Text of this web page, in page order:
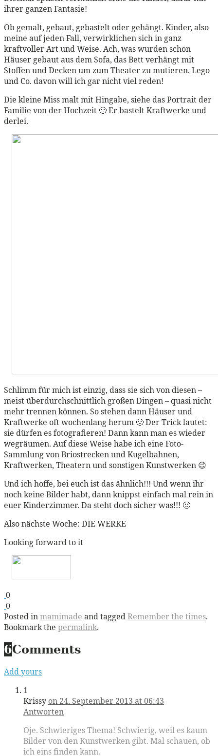
ihrer ganzen Fantasie!
Ob gemalt, gebaut, gebastelt oder gehängt. Kinder, also
meine auf jeden Fall, verwirklichen sich in ganz
kraftvoller Art und Weise. Ach, was wurden schon
Häuser gebaut aus dem Sofa, das Bett verhängt mit
Stoffen und Decken um zum Theater zu mutieren. Lego
und Co. davon will ich gar nicht viel reden!
Die kleine Miss malt mit Hingabe, siehe das Portrait der
Familie von der Hochzeit 🙂 Er bastelt Kraftwerke und
derlei.
Schlimm für mich ist einzig, dass sie sich von diesen –
meist überdurchschnittlich großen Dingen – quasi nicht
mehr trennen können. So stehen dann Häuser und
Kraftwerke oft wochenlang herum 🙁 Der Trick lautet:
sie dürfen es fotografieren! Dann kann man es wieder
wegräumen. Auf diese Weise habe ich eine Foto-
Sammlung von Briostrecken und Kugelbahnen,
Kraftwerken, Theatern und sonstigen Kunstwerken 😉
Und ich hoffe, bei euch ist das ähnlich!!! Und wenn ihr
noch keine Bilder habt, dann knippst einfach mal rein in
euer Kinderzimmer. Da steht doch sicher was!!! 🙂
Also nächste Woche: DIE WERKE
Looking forward to it
0
0
Posted inmamimade and taggedRemember the times.
Bookmark the permalink.
6Comments
Add yours
1
Krissy on 24. September 2013 at 06:43
Antworten
Oje. Schwieriges Thema! Schwierig, weil es kaum
Bilder von den Kunstwerken gibt. Mal schauen, ob
ich eins finden kann.